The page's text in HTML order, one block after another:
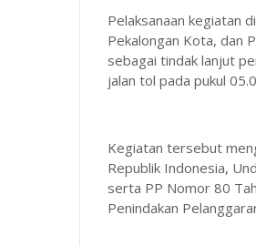
Pelaksanaan kegiatan
Pekalongan Kota, dan
sebagai tindak lanjut
jalan tol pada pukul
Kegiatan tersebut
Republik Indonesia,
serta PP Nomor 80
Penindakan